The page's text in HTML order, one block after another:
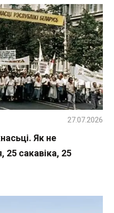
Як не
25 сакавіка, 25
27.07.2026